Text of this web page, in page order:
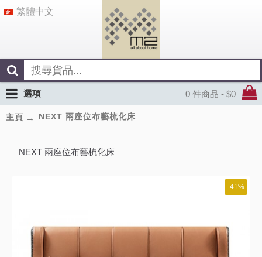
繁體中文
0 件商品 - $0
選項
主頁 NEXT 兩座位布藝梳化床
NEXT 兩座位布藝梳化床
-41%